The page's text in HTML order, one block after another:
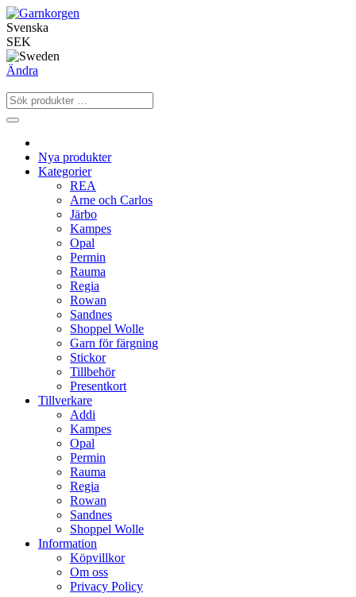
Svenska
SEK
Ändra
Nya produkter
Kategorier
REA
Arne och Carlos
Järbo
Kampes
Opal
Permin
Rauma
Regia
Rowan
Sandnes
Shoppel Wolle
Garn för färgning
Stickor
Tillbehör
Presentkort
Tillverkare
Addi
Kampes
Opal
Permin
Rauma
Regia
Rowan
Sandnes
Shoppel Wolle
Information
Köpvillkor
Om oss
Privacy Policy